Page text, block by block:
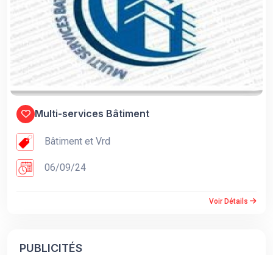
Multi-services Bâtiment
Bâtiment et Vrd
06/09/24
Voir Détails
PUBLICITÉS